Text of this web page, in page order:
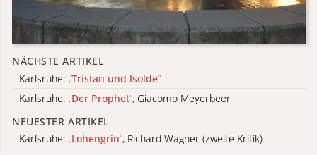
NÄCHSTE ARTIKEL
Karlsruhe: „Tristan und Isolde“
Karlsruhe: „Der Prophet“, Giacomo Meyerbeer
NEUESTER ARTIKEL
Karlsruhe: „Lohengrin“, Richard Wagner (zweite Kritik)